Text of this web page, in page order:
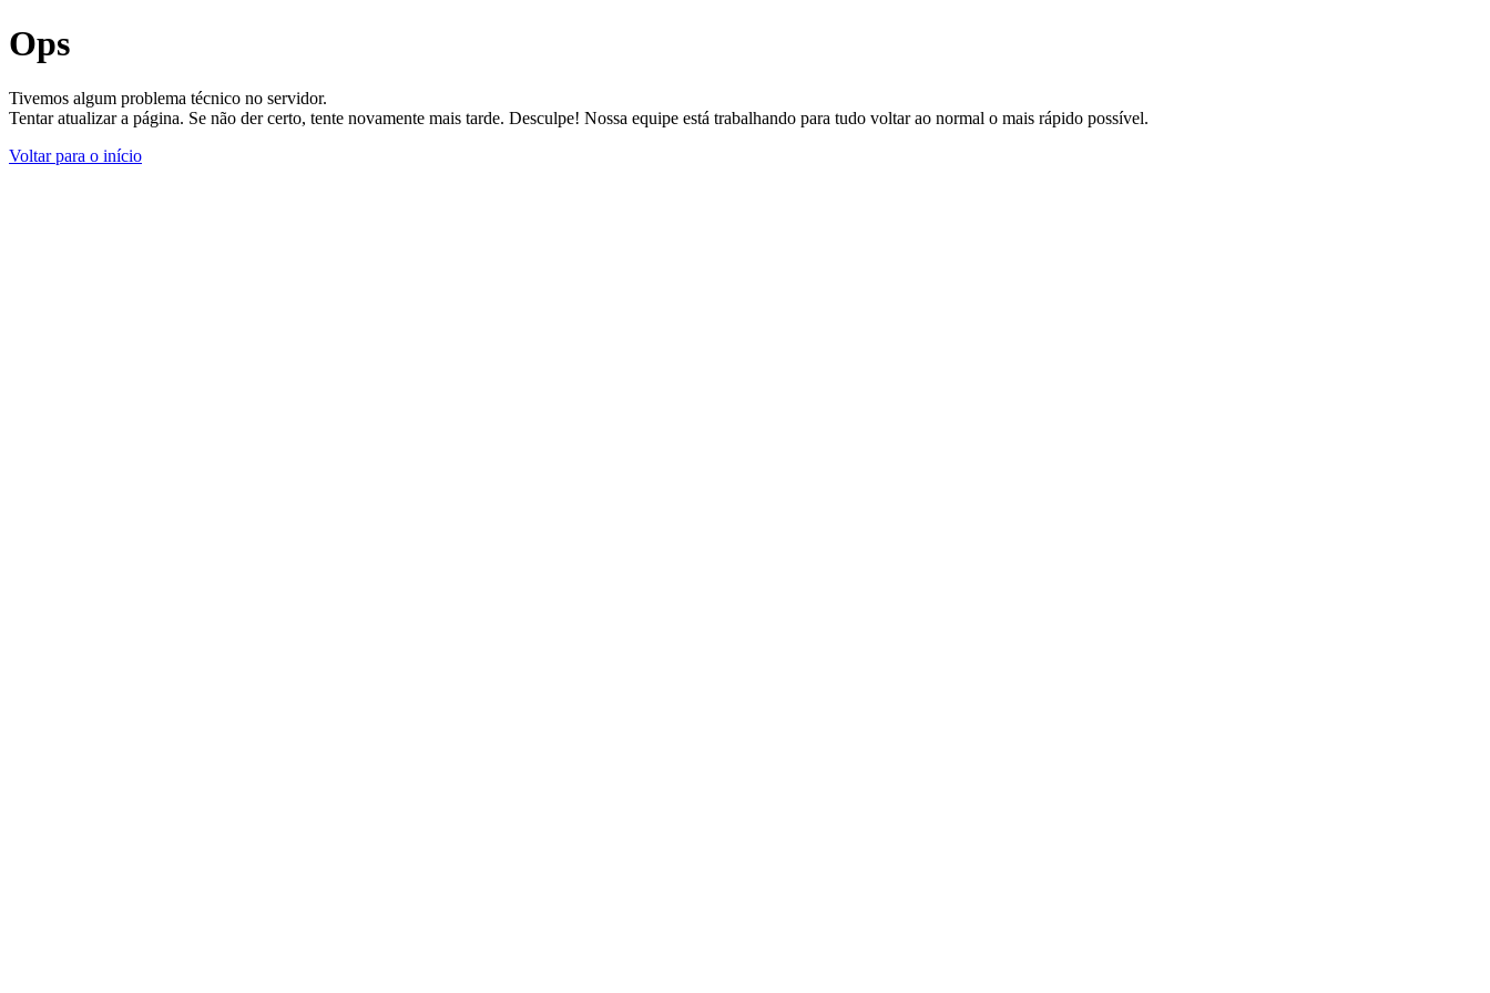
Ops
Tivemos algum problema técnico no servidor.
Tentar atualizar a página. Se não der certo, tente novamente mais tarde. Desculpe! Nossa equipe está trabalhando para tudo voltar ao normal o mais rápido possível.
Voltar para o início